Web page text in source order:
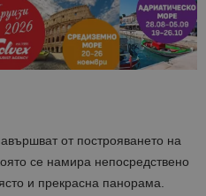
от построяването на
се намира непосредствено
и прекрасна панорама.